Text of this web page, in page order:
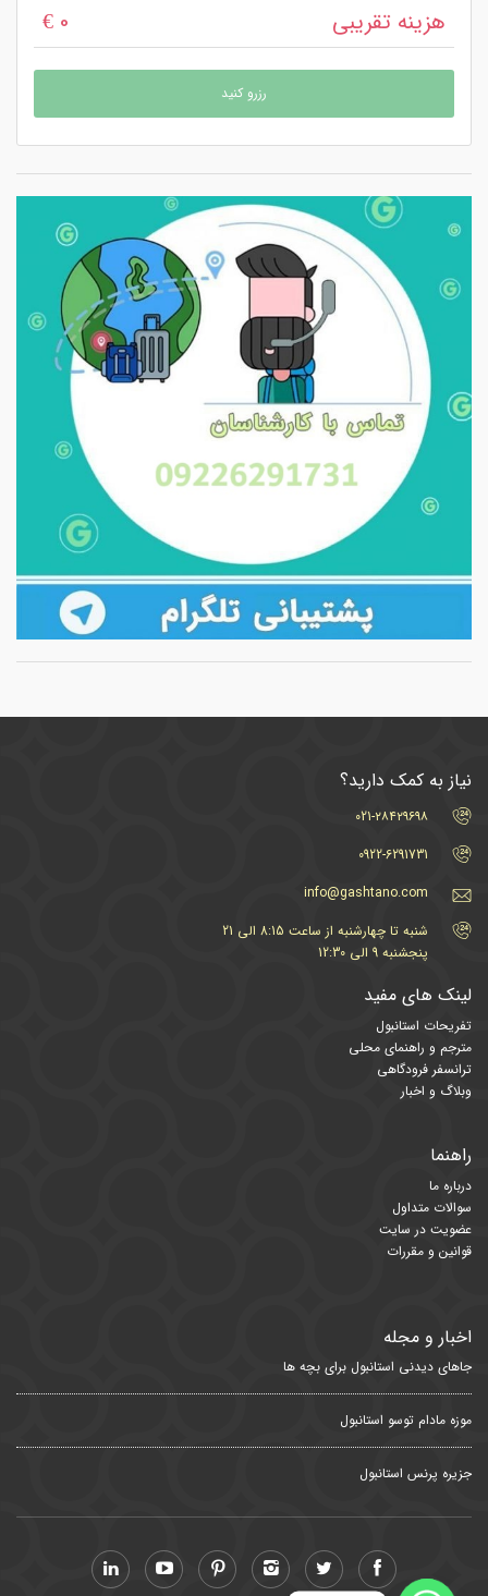
هزینه تقریبی 0 €
رزرو کنید
نیاز به کمک دارید؟
021-۲۸۴۲۹۶۹۸
0922-6291731
info@gashtano.com
شنبه تا چهارشنبه از ساعت 8:15 الی 21
پنجشنبه 9 الی 12:30
لینک های مفید
تفریحات استانبول
مترجم و راهنمای محلی
ترانسفر فرودگاهی
وبلاگ و اخبار
راهنما
درباره ما
سوالات متداول
عضویت در سایت
قوانین و مقررات
اخبار و مجله
جاهای دیدنی استانبول برای بچه ها
موزه مادام توسو استانبول
جزیره پرنس استانبول